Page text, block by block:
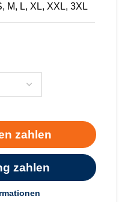
M, L, XL, XXL, 3XL